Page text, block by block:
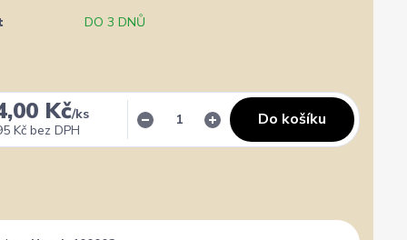
★★★★★ 31. července
zatím se mi zdá z několika dalších jako jeden z
nejlepších
★★★★★
Výborná komunikace,
hlavně rychlé dodání. 👍👌
DO 3 DNŮ
Kč/ks
Kč bez DPH
Do košíku